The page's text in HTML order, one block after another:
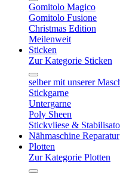
Gomitolo Magico
Gomitolo Fusione
Christmas Edition
Meilenweit
Sticken
Zur Kategorie Sticken
selber mit unserer
Stickgarne
Untergarne
Poly Sheen
Stickvliese &
Nähmaschine Reparatur
Plotten
Zur Kategorie Plotten